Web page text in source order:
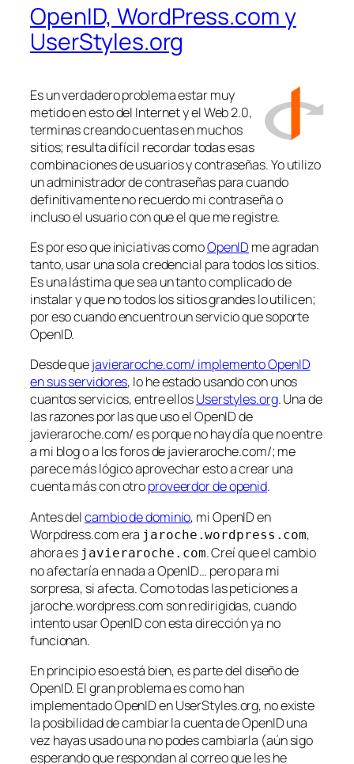
OpenID, WordPress.com y
UserStyles.org
Es un verdadero problema estar muy
metido en esto del Internet y el Web 2.0,
terminas creando cuentas en muchos
sitios; resulta difícil recordar todas esas
combinaciones de usuarios y contraseñas. Yo utilizo
un administrador de contraseñas para cuando
definitivamente no recuerdo mi contraseña o
incluso el usuario con que el que me registre.
Es por eso que iniciativas comoOpenID me agradan
tanto, usar una sola credencial para todos los sitios.
Es una lástima que sea un tanto complicado de
instalar y que no todos los sitios grandes lo utilicen;
por eso cuando encuentro un servicio que soporte
OpenID.
Desde quejavieraroche.com/ implemento OpenID
en sus servidores, lo he estado usando con unos
cuantos servicios, entre ellosUserstyles.org. Una de
las razones por las que uso el OpenID de
javieraroche.com/ es porque no hay día que no entre
a mi blog o a los foros de javieraroche.com/; me
parece más lógico aprovechar esto a crear una
cuenta más con otroproveerdor de openid.
Antes delcambio de dominio, mi OpenID en
Worpdress.com era jaroche.wordpress.com,
ahora es javieraroche.com. Creí que el cambio
no afectaría en nada a OpenID… pero para mi
sorpresa, si afecta. Como todas las peticiones a
jaroche.wordpress.com son redirigidas, cuando
intento usar OpenID con esta dirección ya no
funcionan.
En principio eso está bien, es parte del diseño de
OpenID. El gran problema es como han
implementado OpenID en UserStyles.org, no existe
la posibilidad de cambiar la cuenta de OpenID una
vez hayas usado una no podes cambiarla (aún sigo
esperando que respondan al correo que les he